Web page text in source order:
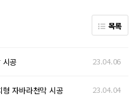
목록
시공 23.04.06
자바라천막 시공 23.04.04